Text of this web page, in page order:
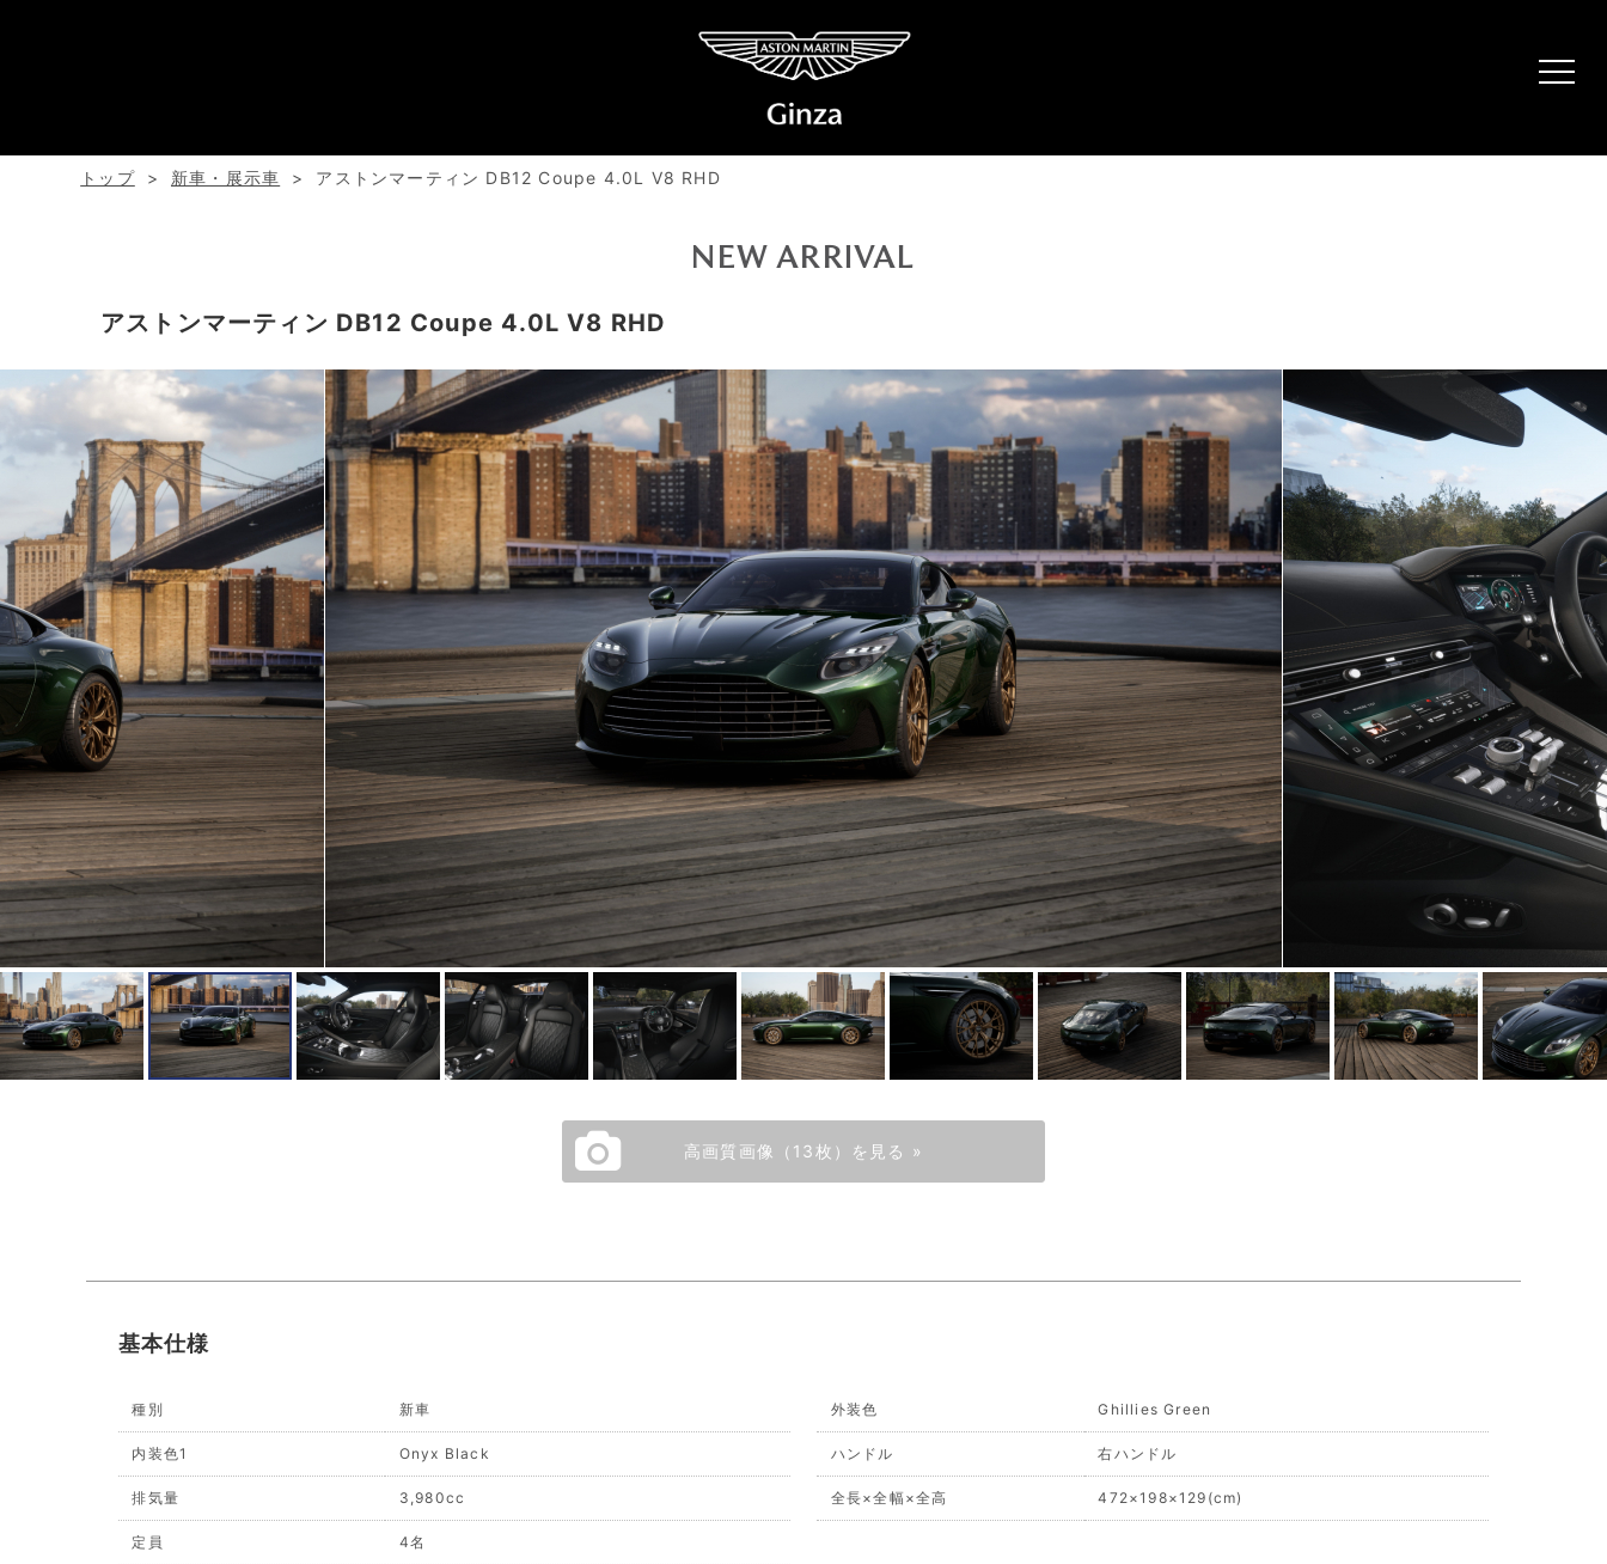
トップ 新車・展示車 アストンマーティン DB12 Coupe 4.0L V8 RHD
NEW ARRIVAL
アストンマーティン DB12 Coupe 4.0L V8 RHD
高画質画像（13枚）を見る »
基本仕様
種別 新車 外装色 Ghillies Green
内装色1 Onyx Black ハンドル 右ハンドル
排気量 3,980cc 全長×全幅×全高 472×198×129(cm)
定員 4名